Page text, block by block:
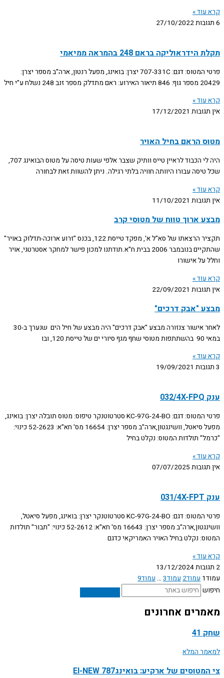
קרא עוד »
6 תגובות
27/10/2022
תקלת הידראוליקה בראם 248 בהמראה ממיאמי
פרטי המטוס: דגם: 707-331C יצרן: בואינג, מפעל רנטון, ארה"ב מספר יצרן:
20429 מספר גוף: 846 תיאור האירוע: ראם מתדלק מספר זנב 248 נשלח ע"י חיל
קרא עוד »
אין תגובות 17/12/2021
מטוס הראם בחיל האויר
היה לי הכבוד לראיין טייס וותיק שצבר אלפי שעות טיסה על מטוס הבואינג 707,
שכל טיסה עבורו היוותה חוויה בלתי רגילה. ניתן להשוות זאת לבחורה
קרא עוד »
אין תגובות 11/10/2021
מבצע ארוך טווח של מטוסי קרב
תקציר הרצאתו של סא"ל א', מפקד טייסת 122, בכנס "זרוע ארוכה-תדלוק באויר"
שהתקיים בנובמבר 2006 בבית ח"א.תודתנו למכון פישר למחקר אסטרטגי, אויר
וחלל על אישורו
קרא עוד »
אין תגובות 22/09/2021
מבצע "אבק דרכים"
לאחר אישור צנזורה מבצע "אבק דרכים" היה מבצע של חיל הים שנערך ב-30
במאי 90 בהשתתפות מטוסי שחף מגף סיורי ים של טייסת 120, ובו
קרא עוד »
3 תגובות
19/09/2021
ענק 032/4X-FPQ
פרטי המטוס: דגם: KC-97G-24-BO סטרטוטנקר טיפוס: מטוס תובלה יצרן: בואינג,
מפעל סיאטל, וושינגטון,ארה"ב מספר יצרן: 16654 מס' חא"א: 52-2623 כינוי:
"כרמל" תולדות המטוס: נקלט בחיל
קרא עוד »
אין תגובות 07/07/2025
ענק 031/4X-FPT
פרטי המטוס: דגם: KC-97G-24-BO סטרטוטנקר יצרן: בואינג, מפעל סיאטל,
וושינגטון,ארה"ב מספר יצרן: 16643 מס' חא"א: 52-2612 כינוי: "תבור" תולדות
המטוס: נקלט בחיל האויר האמריקאי כדגם
קרא עוד »
2 תגובות
13/12/2024
עמוד1 עמוד2 עמוד3
… עמוד9
חיפוש
מאמרים אחרונים
שחק 41
למאמר המלא
צי המטוסים של ארקיע: בואינג787 EI-NEW